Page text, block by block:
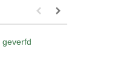
geverfd